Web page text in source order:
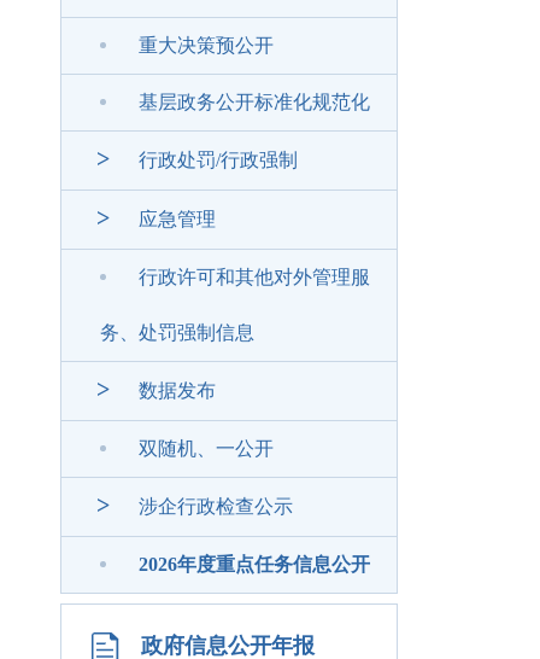
重大决策预公开
基层政务公开标准化规范化
> 行政处罚/行政强制
> 应急管理
行政许可和其他对外管理服
务、处罚强制信息
> 数据发布
双随机、一公开
> 涉企行政检查公示
2026年度重点任务信息公开
政府信息公开年报